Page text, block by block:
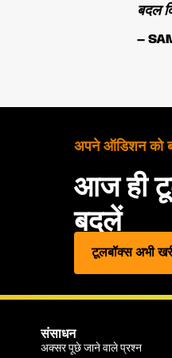
बदल
—
अपने ऑडिशन को
आज ही
बदलें
टूलबॉक्स अभी
संसाधन
अक्सर पूछे जाने वाले प्रश्न